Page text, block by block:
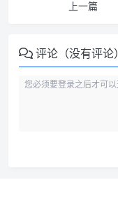
上一篇
评论（没有评论）